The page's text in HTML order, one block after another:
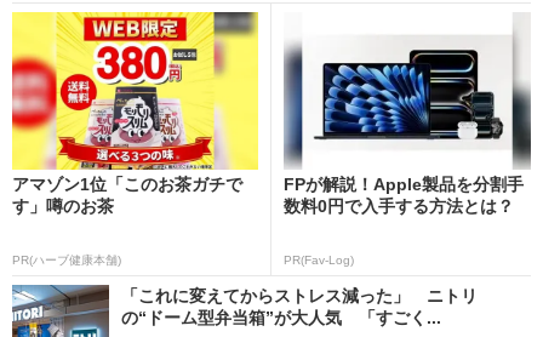
アマゾン1位「このお茶ガチで
す」噂のお茶
PR(ハーブ健康本舗)
FPが解説！Apple製品を分割手
数料0円で入手する方法とは？
PR(Fav-Log)
「これに変えてからストレス減った」 ニトリ
の“ドーム型弁当箱”が大人気 「すごく...